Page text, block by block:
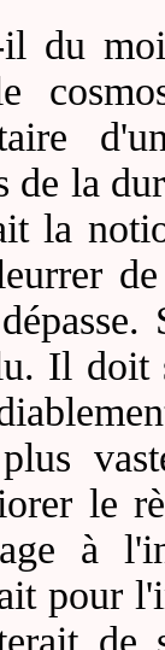
il du
de la
la
Il doit
le
à
pour
de